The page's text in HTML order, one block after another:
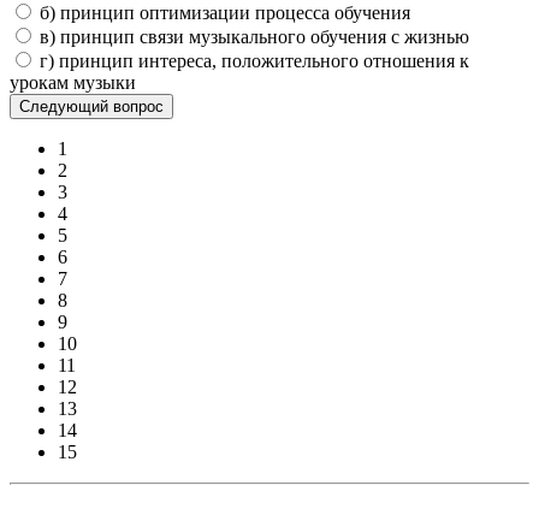
б) принцип оптимизации процесса обучения
в) принцип связи музыкального обучения с жизнью
г) принцип интереса, положительного отношения к
урокам музыки
1
2
3
4
5
6
7
8
9
10
11
12
13
14
15